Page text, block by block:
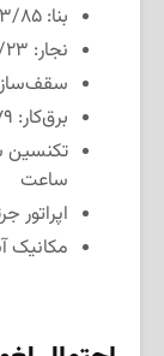
بنا: ۴۳/۸۵ دلار در ساعت
نجار: ۴۴/۲۳ دلار در ساعت
سقف‌ساز: ۴۵/۱۵ دلار در
برق‌کار: ۴۴.۷۹ دلار در ساعت
ساعت
اپراتور جرثقیل: ۴۴/
مکانیک